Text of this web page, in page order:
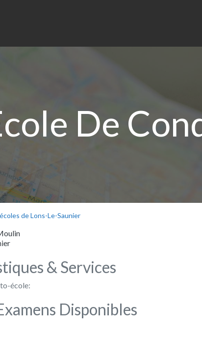
De
de Lons-Le-Saunier
& Services
école:
Disponibles